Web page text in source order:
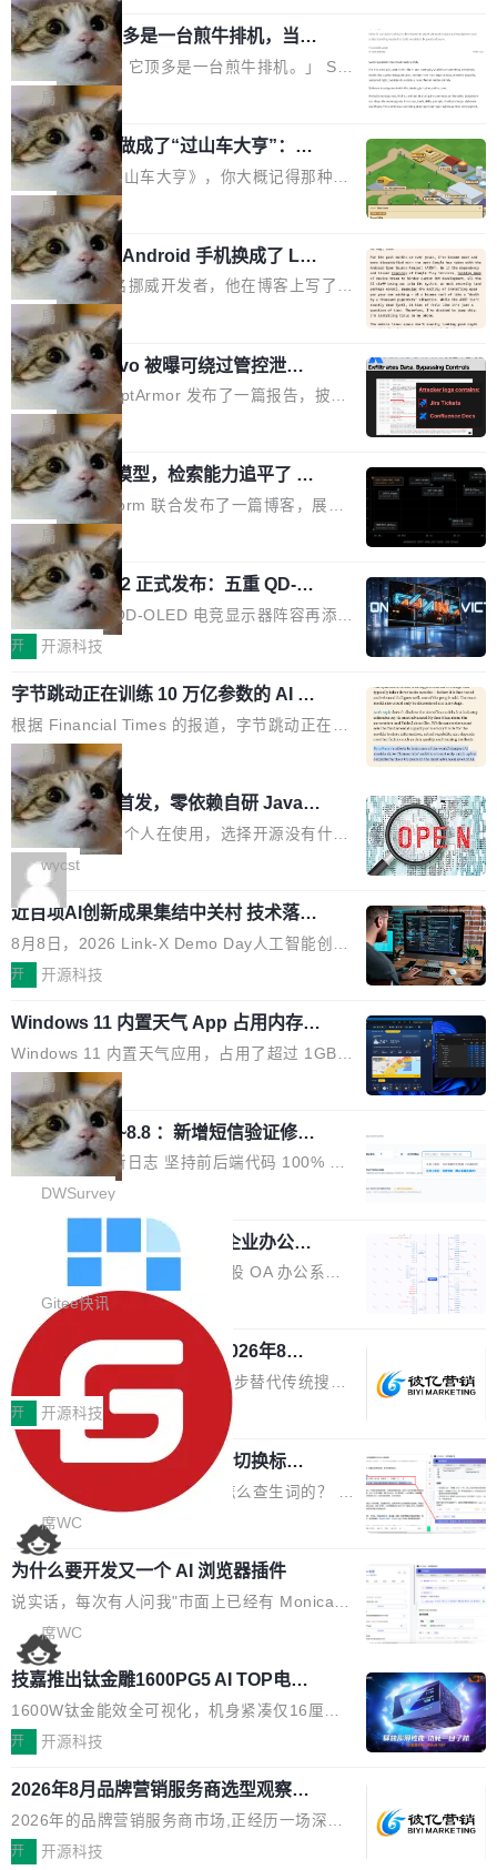
模式（auto mode）。这个决定背后，是两组让
人不安的数据。 第一组：人类审批到底有多不靠
谱？Anthropic 在 1053 名付费用户中做了一项
对照实验，人为审核只抓到了 13.6% 的危险命
令，而自动模式抓到了 89%。自动模式拦截了 8
00 条人类审批通过的指令，人类只拦截了 6 条
自动模式放过的指令。更令人担忧的是，随着会
话变长，人类的检测率从早期的约 17% 下降到
50 轮后的约 5%——人会疲劳，机器不会。 第
二组：出了事有多严重？在 5-6 月标记的...
AI 辅助编程顶多是一台煎牛排机，当不
了厨师
「AI 不是厨师。它顶多是一台煎牛排机。」 Ser
hii Sydorets 写了一篇博客，把 AI 辅助编程比作
煎牛排——任何人都能把肉扔进锅里弄熟，但要
稳定产出真正好的结果，需要真正的理解。机器
能按食谱重复操作、规模化产出，但它不知道你
脑子里到底想要什么，除非你把想法翻译成明确
的需求。 文章的核心论点很简单：AI 让你更
快，但快不等于好。 它能自动化重复劳动、生成
代码起点、解释逻辑，但它经常自信地给出错误
结果——「一块焦炭，上面放了一枝百里香，然
后告诉你这是三分熟。」 判断力仍然是不可替代
的。AI「不能替你定义什么是好，不能决定哪些
取舍可以接受」，也看不出来什么时候结果在技
术上正确、但方向完...
局
他把芯片制造做成了“过山车大亨”：一
个浏览器里的半导体工厂
如果你玩过《过山车大亨》，你大概记得那种俯
瞰视角——小人在公园里走来走去，游乐设施运
转着，一切都在你的注视下运行。现在想象同样
的视角，但公园里不是过山车，而是一座完整的
芯片制造工厂。 这就是 Chip Tycoon。 一个黄
色的小车载着一片硅晶圆，穿过 20 栋建筑，从
石英砂一路走到封装好的芯片。晶圆在每一站都
会发生肉眼可见的变化——长晶体、抛光、涂光
刻胶、蚀刻、离子注入、铜互联。公园中央是一
个环形路线，因为芯片制造需要把光刻流程重复
大约 60 次，每次一层。动画里简化为 4 圈。 整
个项目只有一个 HTML 文件。没有构建步骤，没
有依赖，没有网络请求。屏幕上每个形状都是 C
anvas 上纯手...
局
一名开发者将 Android 手机换成了 Lin
ux，称“AOSP 已死”
Runarcn 是一名挪威开发者，他在博客上写了一
篇文章，标题很直白：《I'm switching my phon
e from Android to Linux》。 他的核心论点很简
单：AOSP（Android Open Source Project）
已经死了。不是技术上死了，而是作为一个真正
的开源项目死了。Google 把越来越多的核心功
能从 AOSP 移到了闭源的 Google Play Service
s 里，设备树和内核源码被厂商锁死，你能看到
代码但你改不了，改了也刷不进去。 为什么 AO
SP 不够用了 Runarcn 列举了几条他离开 Andro
id 的具体理由： Google Pla...
局
Atlassian Rovo 被曝可绕过管控泄露 J
ira 和 Confluence 数据，厂商两个月没
回复
安全公司 PromptArmor 发布了一篇报告，披露
Atlassian 的 AI agent Rovo 存在严重的数据泄
露漏洞：攻击者可以通过 indirect prompt inject
ion（间接提示注入）窃取整个 Atlassian 租户内
的 Jira 工单和 Confluence 文档，全程不需要任
何人工审批。 更值得注意的是，这个漏洞在 5
月 23 日就报告给了 Atlassian，两个多月过去
了，公司除了表示"感谢"并分配了一个 case nu
mber 之外，再没有任何实质性回应。Rovo 至
今仍处于漏洞未修复状态。 攻击链路 攻击链并
不复杂。 受害者给 Rovo 提了一个正...
局
一个 4B 开源模型，检索能力追平了 G
PT-5.6 Sol，成本降到 1/100
Neon 和 Castform 联合发布了一篇博客，展示
了一个惊人的结果：一个 4B 参数的开源模型，
经过 RL 后训练之后，在检索任务上的准确率追
平了 GPT-5.6 Sol，但每次请求的成本只有对方
的 1/100。 具体来说，GPT-5.6 Sol 做一次典型
的多轮搜索请求需要超过 10 秒，端到端成本约
来说，这个速度和成本都"高得让人没法用"。而
4B 开源模型在推理速度上快了几个数量级，成
本低了两三个数量级。 问题在于，小模型开箱即
用时的检索能力确实远不如闭源前沿模型。差距
在哪？就在 RL 后训练。 从 RAG 到 agentic...
局
技嘉 GO27Q32 正式发布：五重 QD-OL
ED 面板加持，320Hz 极速与影院级画
面兼得
技嘉科技旗下 QD-OLED 电竞显示器阵容再添旗
舰新作。GO27Q32 将于 2026 年 9 月 15 日正
nta Tandem 五重发光架构为核心，为高端玩家
打造速度与画质不妥协的沉浸体验。 GO27Q32
搭载三星最新 QD-OLED 面板，采用 5 层串联
式发光结构，并装配全新 ObsidianShield 抗反
射镀膜，黑阶表现提升可达40%，并将表面硬度
由2H升級至3H，画面对比度与强度都提升的同
时还具有 320Hz 刷新率与 0.03ms GTG 灰阶响
应时间，从源头消除拖影与动态模糊。 1.突破 O
LED 画质局限，暗部细节...
开 开源科技
字节跳动正在训练 10 万亿参数的 AI 模
型
根据 Financial Times 的报道，字节跳动正在训
练一个 10 万亿参数的 AI 模型，目前处于预训练
阶段。 10 万亿是什么概念？Anthropic 目前最
大的模型 Mythos 5 约 8 万亿参数。DeepSeek
V4-Pro 是 1.6 万亿。月之暗面的 Kimi K3 是 2.
8 万亿。美团 LongCat-2.0 是 1.6 万亿。字节
跳动的这个未命名模型，直接跳到了 10 万亿。
预训练通常需要 3 到 6 个月，之后还有微调阶
段。按这个时间线，最早可能在 2026 年底或 2
027 年初发布。 这个节点很微妙。Anthropic 刚
在 5 月发布了 Mythos 5...
局
wastnet 开源首发，零依赖自研 Java H
TTP/2 框架，性能对标 Undertow !
这个项目一直是个人在使用，选择开源没有什么
动机理由，就是想开源了，如果非要说一个，那
就是它多少弥补了国产 Java 自研 HTTP/2 框架
这块空白——放眼国产 Java 生态，能拿出手的
HTTP/2 网络框架，要么闭源，要么底层建立在
Netty 之上，真正自研的 Java 实现几乎没有。
级 Java 网络应用框架，核心基于 JDK 原生 NI
O 构建 Reactor 多路复用模型，不依赖 Netty、
Tomcat 等任何第三方网络库。其 HTTP/2 协议
栈从 HPACK、Huffman 到 ALPN 均为自主实
现，在基准测试中与 Un...
wycst
近百项AI创新成果集结中关村 技术落地
与产业迭代提速
8月8日，2026 Link-X Demo Day人工智能创新
项目展在北京中关村举办。本次活动由星连资
业、学术、投资人士，集中展出近百项覆盖AI芯
片、算力、模型、应用全链条创新项目，聚焦AI
技术产业化落地与资本对接，呈现当前国内AI前
沿技术突破与商业化最新进展。 活动围绕AI学术
研究与产业落地融合展开多维度研讨。星连资本
创始合伙人张鸣晨表示，AI产业化是长期产融结
合过程，早期优质技术项目需持续资本与产业资
者、产业专家、投资人围绕AI前沿技术瓶颈、行
业固有认知重构等议题展开跨界对话，聚焦行业
真实痛点与突破方向...
开 开源科技
Windows 11 内置天气 App 占用内存超
过 1GB
Windows 11 内置天气应用，占用了超过 1GB
内存。 Notebookcheck 的测试发现这个数字
时，反复确认了多次。不是 100MB，不是 500
MB，是 1 个 G。一个显示天气的应用。 Windo
ws 内置应用臃肿早就是老话题了，但一款天气
应用占用内存就超过 1G 还是过于离谱——问题
个嵌在 Edge WebView 里的网页。它不是一个
「应用」，它是一个运行在浏览器引擎里的网
页，外面套了一层 Windows 的壳。 WebView2
本身就是个内存大户。它加载了完整的 Edge 渲
染引擎，包括 JavaScript 引擎...
局
调问更新7.26~8.8 ：新增短信验证修
改，考试能力升级
DWSurvey 更新日志 坚持前后端代码 100% 开
源助力企业建设自主可控的问卷调研系统 官网地
址www.diaowen.net ➔ 源码下载Gitee 仓库 ➔
本次更新新增短信验证修改已答问卷功能，提升
答卷安全性；同时升级考试能力，完善填空题判
分、防切屏等功能体验，并优化多项产品细节，
提升整体使用体验。 新增功能 01. 新增验证手
机号后查看、修改已答问卷功能 02. 新增填空题
判分功能 03. 添加协作管理员支持树形结构选择
体验优化与修复 •页面与体验优化 优化工作台首
页 UI 展示效果，提升页面使用体验。 优化防切
屏提醒规则，调整为每次切屏均触发提示，提升
考试规范性。 优化登录状...
DWSurvey
勾股 OA v6.0.2 已经发布，企业办公系
勾股 OA v6.0.2 已经发布。 勾股 OA 办公系统
是一款简单实用的开源的企业办公系统。系统集
成了系统设置、附件管理、人事管理、行政管
理、消息管理、资产管理、企业公告、知识网
盘、审批流程设置、办公审批、工作计划、工作
汇报、工作日志、日常办公、财务管理、客户管
理、合同管理、项目管理、任务管理等功能模
块。系统简约，易于功能扩展，方便二次开发，
可以用来做日常 OA，CRM，ERP，业务管理等
系统。 勾股OA6.0.2版本主要是对勾股OA 6第
一个大版本发布的部分功能细节优化和bug问题
修复的版本，具体更新日志如下： 1、补全新版
本的各个审批类型的审批单导出 2、优化各个审
Gitee快讯
942亿赛道如何选对伙伴？2026年8月G
EO公司推荐
当DeepSeek、豆包等大模型逐步替代传统搜索
成为用户获取信息的主要入口,品牌竞争的逻辑变
了:不再是争抢关键词排名,而是想办法进入AI脱
口而出的那个答案。"GEO公司推荐"这个搜索词
背后,折射的是企业面对新兴服务赛道时的集体困
惑——该信谁、看什么、怎么选。 据易观分析
《中国GEO市场产业图谱》数据,2026年中国GE
O行业规模预计达942亿元,同比增长169.7%。G
artner同期预测,传统搜索引擎访问量年内将下滑
25%,AI载体流量占比突破40%;埃森哲2025年中
国消费者调研则指出,37%的用户在有明确购买需
求时倾向于先问AI。几组数据指向一致:GEO已
从营销"加分项"变成品牌在AI时...
开 开源科技
任意网页划词 AI 问答：不用切换标签页
的效率秘诀
看英文技术文档的时候，你是怎么查生词的？ 我
猜大多数人的流程是：选中单词 → Ctrl+C → 切
到翻译标签页 → Ctrl+V → 看翻译 → 切回原
文。遇到不懂的代码片段，再切到 ChatGPT 问
一下。来回切换几次，思路早断了。 今天介绍的
开源 Chrome 扩展 AI Helper，有一个划词浮动
工具栏功能，能让你在任意网页选中文本就直接
用 AI，完全不用切换标签页。 划词工具栏是什
么 安装 AI Helper 后，在任意网页选中文本，选
区旁边会自动浮现一个工具栏： 工具 功能 典型
场景 AI 搜索 联网搜索相关信息 看到陌生概念，
想快速了解背景 解释 让 AI 解释选中文本 读到
费解...
席WC
为什么要开发又一个 AI 浏览器插件
说实话，每次有人问我"市面上已经有 Monica、
Sider、Copilot for Chrome 这些 AI 浏览器插件
了，你为什么还要再做一个"，我都觉得这个问题
问得好。 因为我自己也是从用户变成开发者的。
现有产品的天花板 我用过不少 AI 浏览器插件。
刚开始觉得都挺好——选中一段文字，弹出解
要。但用久了你会发现，它们本质上都是同一类
东西：一个带网页上下文的聊天框。 它们能读取
页面的文本，然后把文本丢给大模型，再返回一
席WC
技嘉推出钛金雕1600PG5 AI TOP电
源：为发烧级主机与本地AI算力打造旗
舰供电方案
1600W钛金能效全可视化，机身紧凑仅16厘米
继2026台北电脑展首度亮相后，技嘉科技近日正
电源专为发烧级DIY主机与本地AI算力平台打
造，整机长度仅16厘米，提供1600W额定功率
与80PLUS钛金能效；支持ATX 3.1与PCIe 5.1
开 开源科技
2026年8月品牌营销服务商选型观察：
从流量思维到品牌资产思维的范式转移
2026年的品牌营销服务商市场,正经历一场深刻
的价值重构。全球全案品牌代理机构市场从2025
开 开源科技